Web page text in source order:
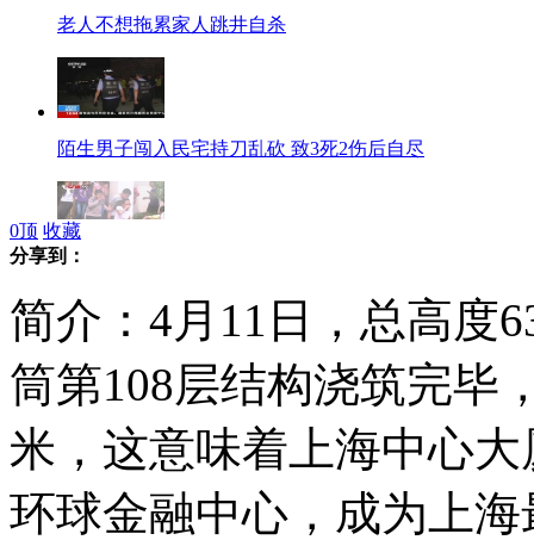
老人不想拖累家人跳井自杀
陌生男子闯入民宅持刀乱砍 致3死2伤后自尽
武汉小学消防逃生演习 登上101米消防云梯
市民明星分手：娱乐圈浮躁是关键
公安部：十起肉制品犯罪典型案例公布
0顶 收藏
分享到：
简介：4月11日，总高度
筒第108层结构浇筑完毕
米，这意味着上海中心
环球金融中心，成为上